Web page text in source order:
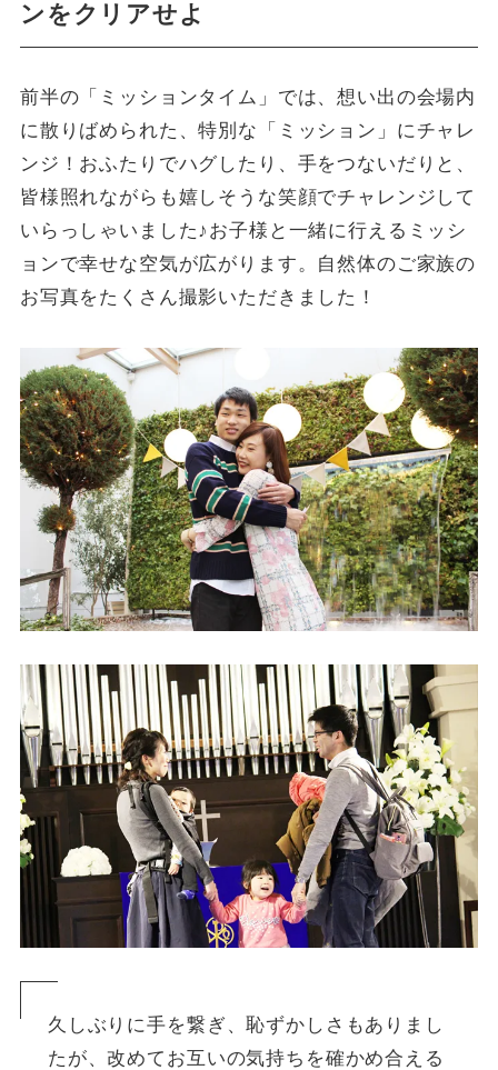
ンをクリアせよ
前半の「ミッションタイム」では、想い出の会場内
に散りばめられた、特別な「ミッション」にチャレ
ンジ！おふたりでハグしたり、手をつないだりと、
皆様照れながらも嬉しそうな笑顔でチャレンジして
いらっしゃいました♪お子様と一緒に行えるミッシ
ョンで幸せな空気が広がります。自然体のご家族の
お写真をたくさん撮影いただきました！
久しぶりに手を繋ぎ、恥ずかしさもありまし
たが、改めてお互いの気持ちを確かめ合える